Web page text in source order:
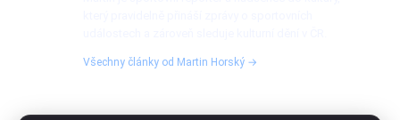
Všechny články od Martin Horský →